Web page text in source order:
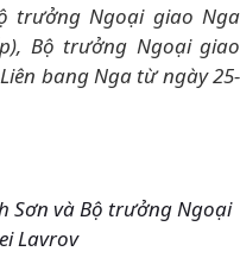
trưởng Ngoại giao Nga
Bộ trưởng Ngoại giao
bang Nga từ ngày 25-
Sơn và Bộ trưởng Ngoại
Lavrov